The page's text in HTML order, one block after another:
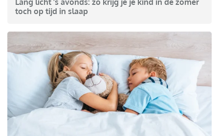
Lang licht ’s avonds: zo krijg je je kind in de zomer
toch op tijd in slaap